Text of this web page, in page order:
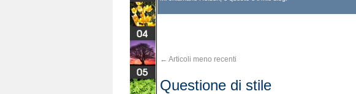
← Articoli meno recenti
Questione di stile